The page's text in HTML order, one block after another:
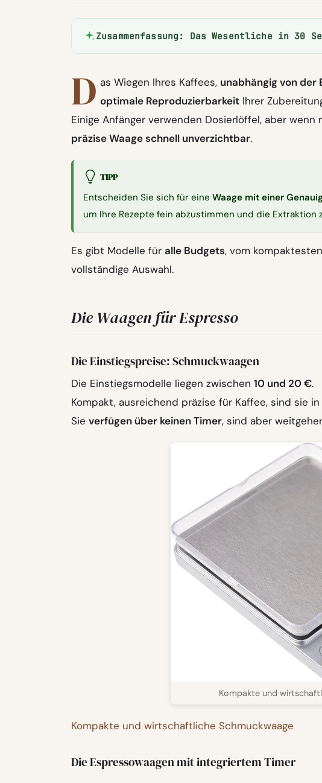
Zusammenfassung: Das Wesentliche in 30
D as Wiegen Ihres Kaffees, unabhängig von
optimale Reproduzierbarkeit Ihrer
Einige Anfänger verwenden Dosierlöffel, aber
präzise Waage schnell unverzichtbar.
TIPP
Entscheiden Sie sich für eine Waage mit einer
um Ihre Rezepte fein abzustimmen und die Extraktion
Es gibt Modelle für alle Budgets, vom
vollständige Auswahl.
Die Waagen für Espresso
Die Einstiegspreise: Schmuckwaagen
Die Einstiegsmodelle liegen zwischen 10 und 20 €.
Kompakt, ausreichend präzise für Kaffee, sind sie
Sie verfügen über keinen Timer, sind aber
Kompakte und
Kompakte und wirtschaftliche Schmuckwaage
Die Espressowaagen mit integriertem Timer